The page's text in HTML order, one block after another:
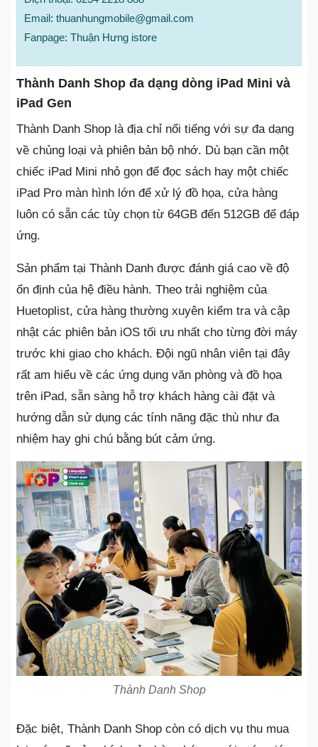
Email: thuanhungmobile@gmail.com
Fanpage: Thuận Hưng istore
Thành Danh Shop đa dạng dòng iPad Mini và
iPad Gen
Thành Danh Shop là địa chỉ nổi tiếng với sự đa dạng
về chủng loại và phiên bản bộ nhớ. Dù bạn cần một
chiếc iPad Mini nhỏ gọn để đọc sách hay một chiếc
iPad Pro màn hình lớn để xử lý đồ họa, cửa hàng
luôn có sẵn các tùy chọn từ 64GB đến 512GB để đáp
ứng.
Sản phẩm tại Thành Danh được đánh giá cao về độ
ổn định của hệ điều hành. Theo trải nghiệm của
Huetoplist, cửa hàng thường xuyên kiểm tra và cập
nhật các phiên bản iOS tối ưu nhất cho từng đời máy
trước khi giao cho khách. Đội ngũ nhân viên tại đây
rất am hiểu về các ứng dụng văn phòng và đồ họa
trên iPad, sẵn sàng hỗ trợ khách hàng cài đặt và
hướng dẫn sử dụng các tính năng đặc thù như đa
nhiệm hay ghi chú bằng bút cảm ứng.
Thành Danh Shop
Đặc biệt, Thành Danh Shop còn có dịch vụ thu mua